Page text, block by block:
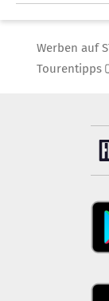
Werben auf
Tourentipps